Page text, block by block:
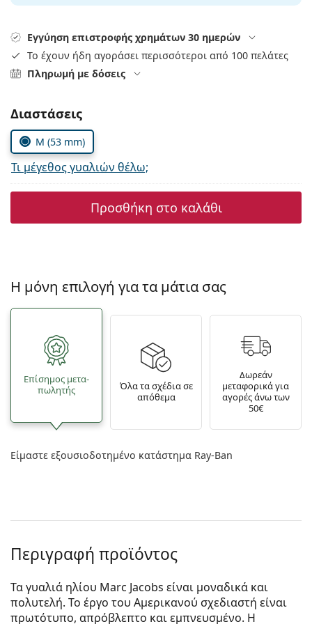
Persol
Prada
Όλα τα υγρά φακών
Εγγύηση επιστροφής χρημάτων 30 ημερών
Το έχουν ήδη αγοράσει περισσότεροι από 100 πελάτες
Πληρωμή με δόσεις
Συμπληρώστε τις παράμετρους
Διαστάσεις
M (53 mm)
Τι μέγεθος γυαλιών θέλω;
Προσθήκη στο καλάθι
Η μόνη επιλογή για τα μάτια σας
Επίσημος μετα­
πωλητής
Όλα τα σχέδια σε
απόθεμα
Δωρεάν
μεταφορικά για
αγορές άνω των
50€
Είμαστε εξουσιοδοτημένο κατάστημα Ray-Ban
Περιγραφή προϊόντος
Τα γυαλιά ηλίου Marc Jacobs είναι μοναδικά και
πολυτελή. Το έργο του Αμερικανού σχεδιαστή είναι
πρωτότυπο, απρόβλεπτο και εμπνευσμένο. Η